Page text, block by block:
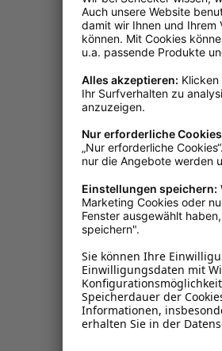
Herm. Sprenger
Metallwarenfabrik
Lautlose Pfeife
vernickelt
Sofort verfügbar, Lieferzeit:
1-3 Tage
Ins Körbchen